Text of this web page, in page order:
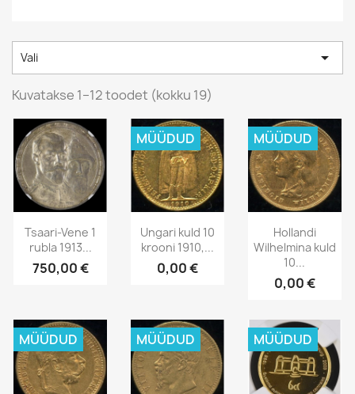
Vali 
Kuvatakse 1–12 toodet (kokku 19)
Tsaari-Vene 1
rubla 1913...
750,00 €
Ungari kuld 10
krooni 1910,...
0,00 €
MÜÜDUD
Hollandi
Wilhelmina kuld
10...
0,00 €
MÜÜDUD
MÜÜDUD MÜÜDUD MÜÜDUD